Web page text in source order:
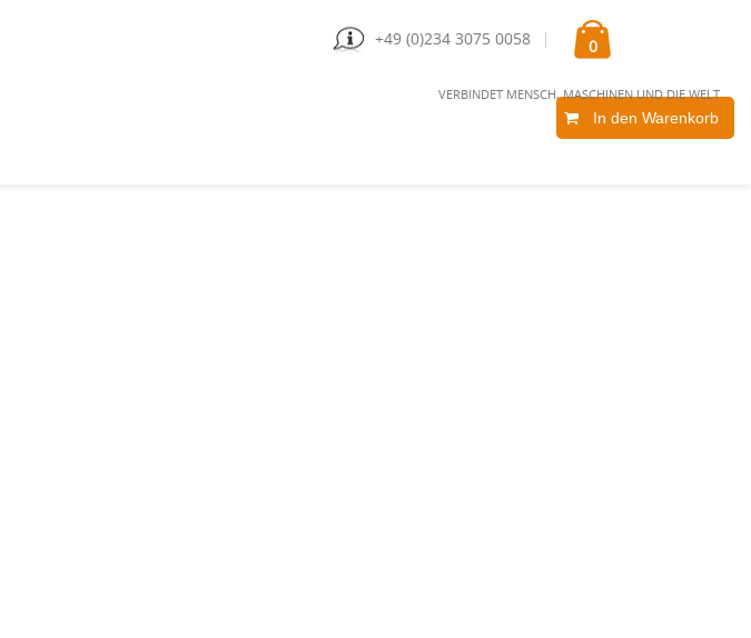
+49 (0)234 3075 0058 0
VERBINDET MENSCH, MASCHINEN UND DIE WELT
In den Warenkorb